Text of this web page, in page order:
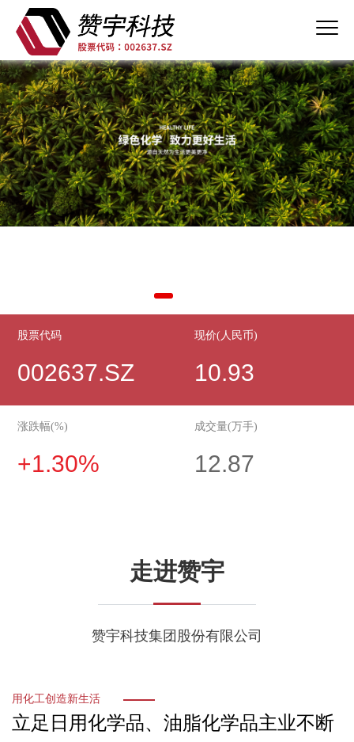
股票代码
002637.SZ
现价(人民币)
10.93
涨跌幅(%)
+1.30%
成交量(万手)
12.87
走进赞宇
赞宇科技集团股份有限公司
用化工创造新生活
立足日用化学品、油脂化学品主业不断